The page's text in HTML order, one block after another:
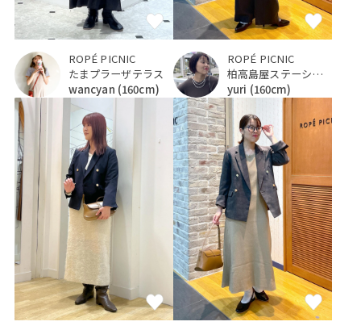
ROPÉ PICNIC
たまプラーザテラス
wancyan (160cm)
ROPÉ PICNIC
柏高島屋ステーションモール
yuri (160cm)